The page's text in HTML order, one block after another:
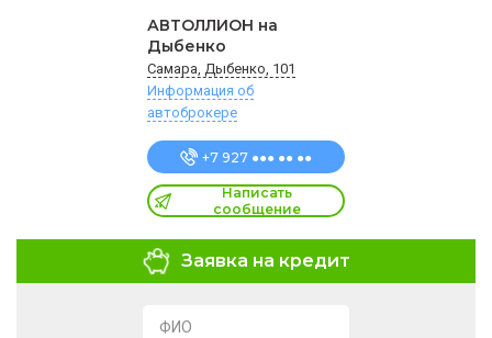
АВТОЛЛИОН на
Дыбенко
Самара, Дыбенко, 101
Информация об
автоброкере
+7 927 ●●● ●● ●●
Написать
сообщение
Заявка на кредит
ФИО